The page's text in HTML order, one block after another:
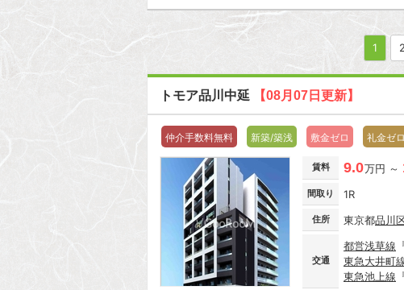
1 2
トモア品川中延 【08月07日更新】
仲介手数料無料 新築/築浅 敷金ゼロ 礼金ゼロ
賃料 9.0万円 ～
間取り 1R
住所 東京都品川
交通
都営浅草線
東急大井町
東急池上線